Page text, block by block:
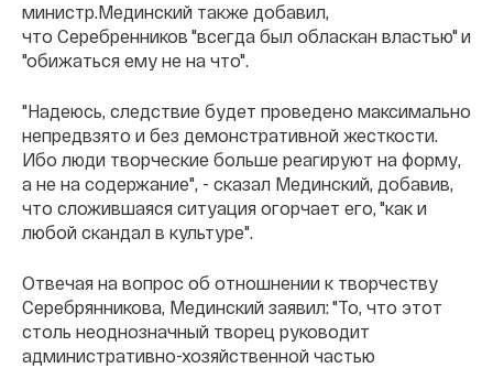
министр.Мединский также добавил,
что Серебренников "всегда был обласкан властью" и
"обижаться ему не на что".
"Надеюсь, следствие будет проведено максимально
непредвзято и без демонстративной жесткости.
Ибо люди творческие больше реагируют на форму,
а не на содержание", - сказал Мединский, добавив,
что сложившаяся ситуация огорчает его, "как и
любой скандал в культуре".
Отвечая на вопрос об отношнении к творчеству
Серебрянникова, Мединский заявил: "То, что этот
столь неоднозначный творец руководит
административно-хозяйственной частью